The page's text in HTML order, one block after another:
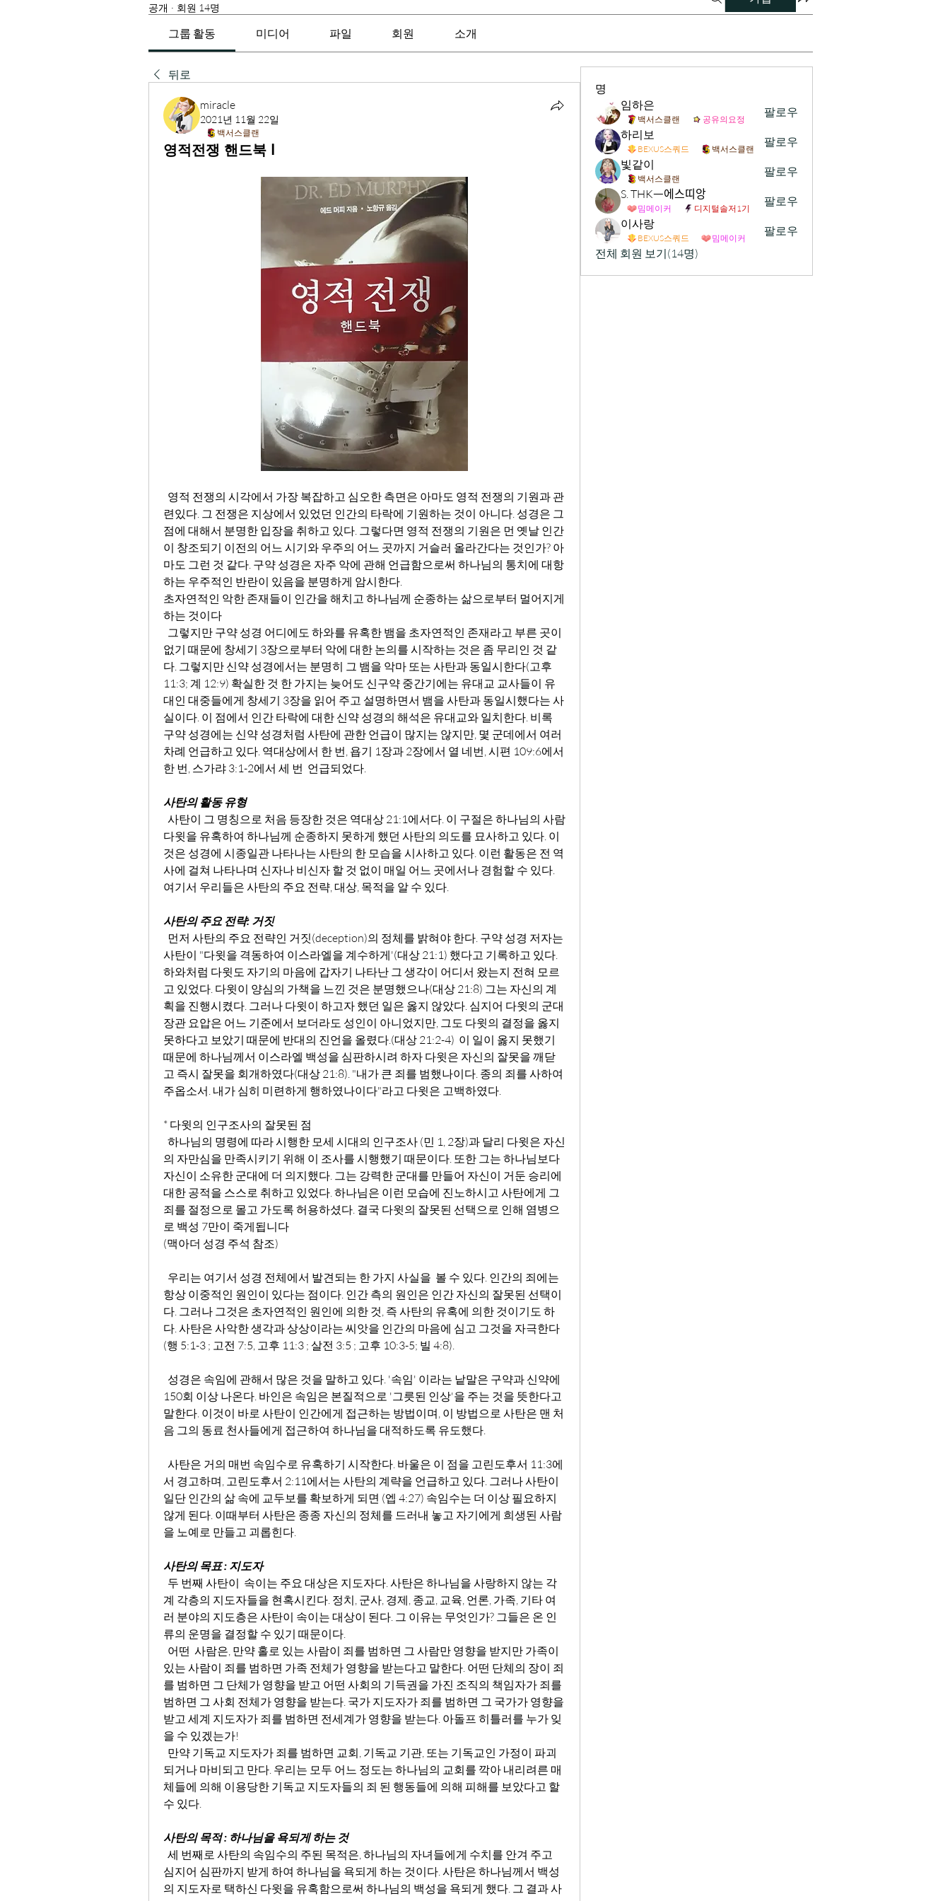
공개 · 회원 14명
그룹 활동 미디어 파일 회원 소개
뒤로
miracle
2021년 11월 22일
백서스클랜
영적전쟁 핸드북 I
련있다. 그 전쟁은 지상에서 있었던 인간의 타락에 기원하는 것이 아니다. 성경은 그
점에 대해서 분명한 입장을 취하고 있다. 그렇다면 영적 전쟁의 기원은 먼 옛날 인간
이 창조되기 이전의 어느 시기와 우주의 어느 곳까지 거슬러 올라간다는 것인가? 아
마도 그런 것 같다. 구약 성경은 자주 악에 관해 언급함으로써 하나님의 통치에 대항
하는 우주적인 반란이 있음을 분명하게 암시한다.
초자연적인 악한 존재들이 인간을 해치고 하나님께 순종하는 삶으로부터 멀어지게
하는 것이다
없기 때문에 창세기 3장으로부터 악에 대한 논의를 시작하는 것은 좀 무리인 것 같
다. 그렇지만 신약 성경에서는 분명히 그 뱀을 악마 또는 사탄과 동일시한다(고후
11:3; 계 12:9) 확실한 것 한 가지는 늦어도 신구약 중간기에는 유대교 교사들이 유
대인 대중들에게 창세기 3장을 읽어 주고 설명하면서 뱀을 사탄과 동일시했다는 사
실이다. 이 점에서 인간 타락에 대한 신약 성경의 해석은 유대교와 일치한다. 비록
구약 성경에는 신약 성경처럼 사탄에 관한 언급이 많지는 않지만, 몇 군데에서 여러
차례 언급하고 있다. 역대상에서 한 번, 욥기 1장과 2장에서 열 네번, 시편 109:6에서
한 번, 스가랴 3:1-2에서 세 번  언급되었다.
사탄의 활동 유형
다윗을 유혹하여 하나님께 순종하지 못하게 했던 사탄의 의도를 묘사하고 있다. 이
것은 성경에 시종일관 나타나는 사탄의 한 모습을 시사하고 있다. 이런 활동은 전 역
사에 걸쳐 나타나며 신자나 비신자 할 것 없이 매일 어느 곳에서나 경험할 수 있다.
여기서 우리들은 사탄의 주요 전략, 대상, 목적을 알 수 있다.
사탄의 주요 전략: 거짓
사탄이 "다윗을 격동하여 이스라엘을 계수하게'(대상 21:1) 했다고 기록하고 있다.
하와처럼 다윗도 자기의 마음에 갑자기 나타난 그 생각이 어디서 왔는지 전혀 모르
고 있었다. 다윗이 양심의 가책을 느낀 것은 분명했으나(대상 21:8) 그는 자신의 계
획을 진행시켰다. 그러나 다윗이 하고자 했던 일은 옳지 않았다. 심지어 다윗의 군대
장관 요압은 어느 기준에서 보더라도 성인이 아니었지만, 그도 다윗의 결정을 옳지
못하다고 보았기 때문에 반대의 진언을 올렸다.(대상 21:2-4)  이 일이 옳지 못했기
때문에 하나님께서 이스라엘 백성을 심판하시려 하자 다윗은 자신의 잘못을 깨닫
고 즉시 잘못을 회개하였다(대상 21:8). "내가 큰 죄를 범했나이다. 종의 죄를 사하여
주옵소서. 내가 심히 미련하게 행하였나이다"라고 다윗은 고백하였다.
* 다윗의 인구조사의 잘못된 점
의 자만심을 만족시키기 위해 이 조사를 시행했기 때문이다. 또한 그는 하나님보다
자신이 소유한 군대에 더 의지했다. 그는 강력한 군대를 만들어 자신이 거둔 승리에
대한 공적을 스스로 취하고 있었다. 하나님은 이런 모습에 진노하시고 사탄에게 그
죄를 절정으로 몰고 가도록 허용하셨다. 결국 다윗의 잘못된 선택으로 인해 염병으
로 백성 7만이 죽게됩니다
(맥아더 성경 주석 참조)
항상 이중적인 원인이 있다는 점이다. 인간 측의 원인은 인간 자신의 잘못된 선택이
다. 그러나 그것은 초자연적인 원인에 의한 것, 즉 사탄의 유혹에 의한 것이기도 하
다. 사탄은 사악한 생각과 상상이라는 씨앗을 인간의 마음에 심고 그것을 자극한다
(행 5:1-3 ; 고전 7:5, 고후 11:3 ; 살전 3:5 ; 고후 10:3-5; 빌 4:8).
150회 이상 나온다. 바인은 속임은 본질적으로 '그릇된 인상'을 주는 것을 뜻한다고
말한다. 이것이 바로 사탄이 인간에게 접근하는 방법이며, 이 방법으로 사탄은 맨 처
음 그의 동료 천사들에게 접근하여 하나님을 대적하도록 유도했다.
서 경고하며, 고린도후서 2:11에서는 사탄의 계략을 언급하고 있다. 그러나 사탄이
일단 인간의 삶 속에 교두보를 확보하게 되면 (엡 4:27) 속임수는 더 이상 필요하지
않게 된다. 이때부터 사탄은 종종 자신의 정체를 드러내 놓고 자기에게 희생된 사람
을 노예로 만들고 괴롭힌다.
사탄의 목표 : 지도자
두 번째 사탄이  속이는 주요 대상은 지도자다. 사탄은 하나님을 사랑하지 않는 각
계 각층의 지도자들을 현혹시킨다. 정치, 군사, 경제, 종교, 교육, 언론, 가족, 기타 여
러 분야의 지도층은 사탄이 속이는 대상이 된다. 그 이유는 무엇인가? 그들은 온 인
류의 운명을 결정할 수 있기 때문이다.
어떤  사람은, 만약 홀로 있는 사람이 죄를 범하면 그 사람만 영향을 받지만 가족이
있는 사람이 죄를 범하면 가족 전체가 영향을 받는다고 말한다. 어떤 단체의 장이 죄
를 범하면 그 단체가 영향을 받고 어떤 사회의 기득권을 가진 조직의 책임자가 죄를
범하면 그 사회 전체가 영향을 받는다. 국가 지도자가 죄를 범하면 그 국가가 영향을
받고 세계 지도자가 죄를 범하면 전세계가 영향을 받는다. 아돌프 히틀러를 누가 잊
을 수 있겠는가!
되거나 마비되고 만다. 우리는 모두 어느 정도는 하나님의 교회를 깍아 내리려른 매
체들에 의해 이용당한 기독교 지도자들의 죄 된 행동들에 의해 피해를 보았다고 할
수 있다.
사탄의 목적 : 하나님을 욕되게 하는 것
심지어 심판까지 받게 하여 하나님을 욕되게 하는 것이다. 사탄은 하나님께서 백성
의 지도자로 택하신 다윗을 유혹함으로써 하나님의 백성을 욕되게 했다. 그 결과 사
명
임하은
백서스클랜 공유의요정
팔로우
하리보
BEXUS스쿼드 백서스클랜
팔로우
빛같이
백서스클랜
팔로우
S. THKᅳ에스띠앙
밈메이커 디지털솔저1기
팔로우
이사랑
BEXUS스쿼드 밈메이커
팔로우
전체 회원 보기(14명)